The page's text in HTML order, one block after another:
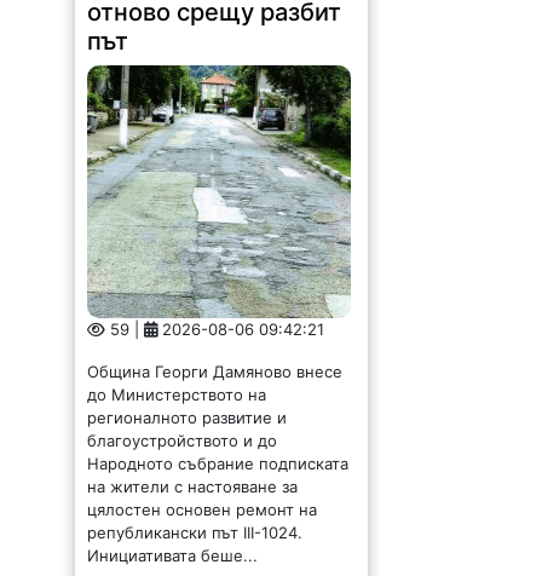
59 | 2026-08-06 09:42:21
Община Георги Дамяново внесе
до Министерството на
регионалното развитие и
благоустройството и до
Народното събрание подписката
на жители с настояване за
цялостен основен ремонт на
републикански път III-1024.
Инициативата беше...
Вършец ще е
домакин на силно и